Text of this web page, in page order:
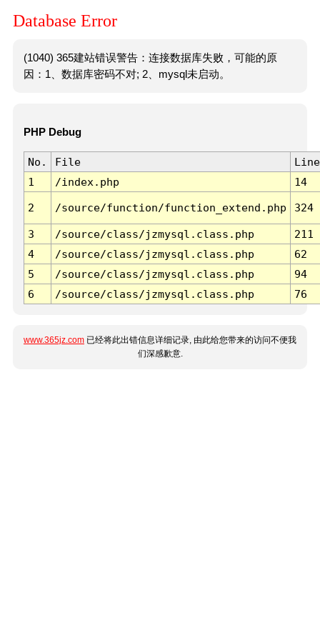
Database Error
(1040) 365建站错误警告：连接数据库失败，可能的原
因：1、数据库密码不对; 2、mysql未启动。
PHP Debug
No. File
Line
1
/index.php 14
2 /source/function/function_extend.php 324
3 /source/class/jzmysql.class.php
211
4
/source/class/jzmysql.class.php
62
5
/source/class/jzmysql.class.php
94
6
/source/class/jzmysql.class.php 76
www.365jz.com 已经将此出错信息详细记录, 由此给您带来的访问不便我
们深感歉意.